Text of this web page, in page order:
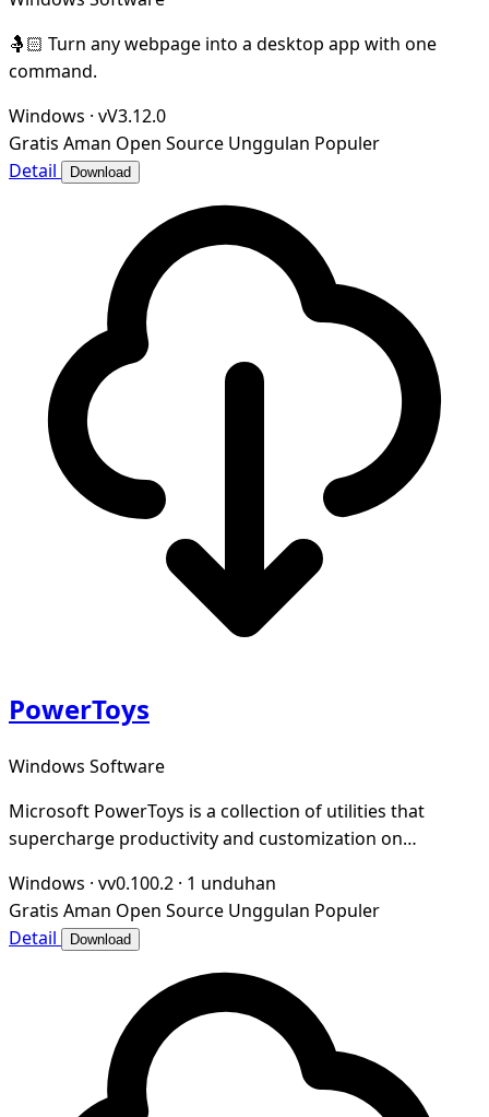
🤱🏻 Turn any webpage into a desktop app with one
command.
Windows · vV3.12.0
Gratis Aman Open Source Unggulan Populer
Detail
Download
PowerToys
Windows Software
Microsoft PowerToys is a collection of utilities that
supercharge productivity and customization on
Windows · vv0.100.2 · 1 unduhan
Gratis Aman Open Source Unggulan Populer
Detail
Download